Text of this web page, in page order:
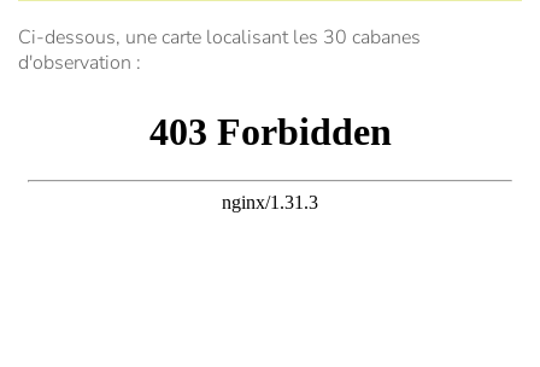
Ci-dessous, une carte localisant les 30 cabanes
d'observation :